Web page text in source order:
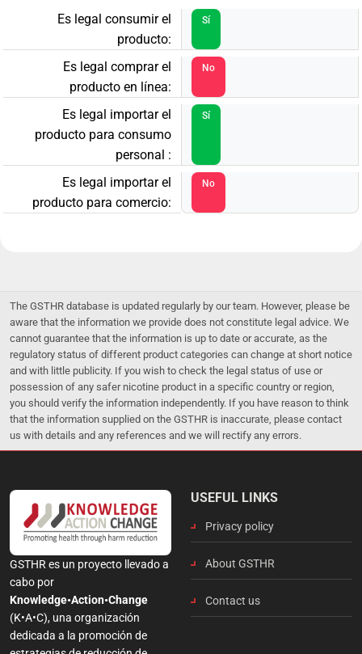
Es legal consumir el
producto:
Sí
Es legal comprar el
producto en línea:
No
Es legal importar el
producto para consumo
personal :
Sí
Es legal importar el
producto para comercio:
No
The GSTHR database is updated regularly by our team. However, please be
aware that the information we provide does not constitute legal advice. We
cannot guarantee that the information is up to date or accurate, as the
regulatory status of different product categories can change at short notice
and with little publicity. If you wish to check the legal status of use or
possession of any safer nicotine product in a specific country or region,
you should verify the information independently. If you have reason to think
that the information supplied on the GSTHR is inaccurate, please contact
us with details and any references and we will rectify any errors.
GSTHR es un proyecto llevado a
cabo por
Knowledge•Action•Change
(K•A•C), una organización
dedicada a la promoción de
USEFUL LINKS
Privacy policy
About GSTHR
Contact us